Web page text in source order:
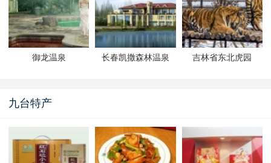
御龙温泉 长春凯撒森林温泉 吉林省东北虎园
九台特产